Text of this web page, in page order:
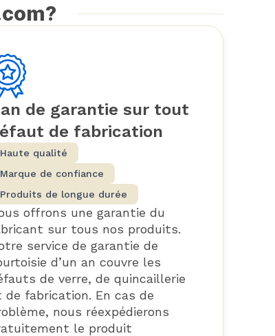
an de garantie sur tout
de fabrication
Haute qualité
Marque de confiance
Produits de longue durée
offrons une garantie du
sur tous nos produits.
service de garantie de
d’un an couvre les
de verre, de quincaillerie
de fabrication. En cas de
nous réexpédierons
le produit